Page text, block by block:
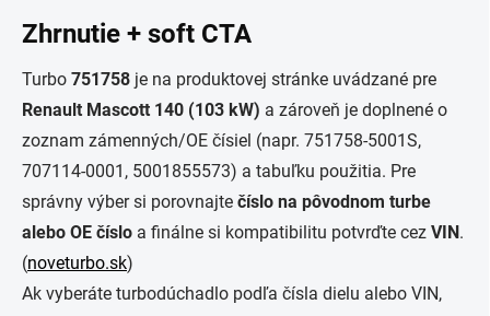
Zhrnutie + soft CTA
Turbo 751758 je na produktovej stránke uvádzané pre
Renault Mascott 140 (103 kW) a zároveň je doplnené o
zoznam zámenných/OE čísiel (napr. 751758-5001S,
707114-0001, 5001855573) a tabuľku použitia. Pre
správny výber si porovnajte číslo na pôvodnom turbe
alebo OE číslo a finálne si kompatibilitu potvrďte cez VIN.
(noveturbo.sk)
Ak vyberáte turbodúchadlo podľa čísla dielu alebo VIN,